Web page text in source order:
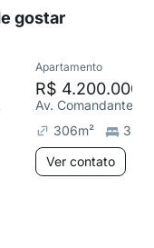
gostar
Apartamento
R$ 4.200.000
306m²
3
Ver contato